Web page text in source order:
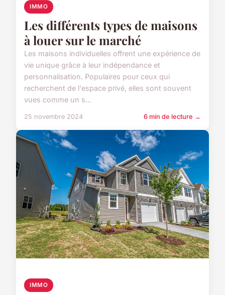
IMMO
Les différents types de maisons
à louer sur le marché
Les maisons individuelles offrent une expérience de
vie unique grâce à leur indépendance et
personnalisation. Populaires pour ceux qui
recherchent de l'espace privé, elles sont souvent
vues comme un s...
25 novembre 2024 6 min de lecture →
IMMO